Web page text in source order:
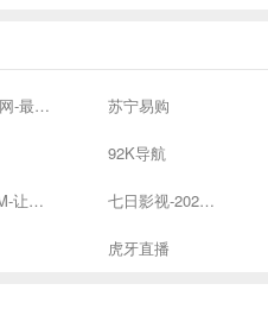
吾爱小说网-最新热门免费小说阅读 苏宁易购
92K导航
影搜.COM-让影视搜索变得简单 七日影视-2024全网高清电影大全-最新最全最好看的电影电视剧网站 - 七日影视
虎牙直播